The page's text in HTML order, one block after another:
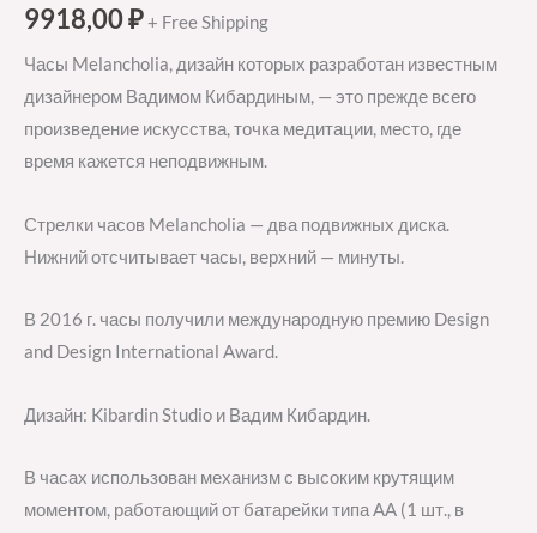
9918,00₽+ Free Shipping
Часы Melancholia, дизайн которых разработан известным
дизайнером Вадимом Кибардиным, — это прежде всего
произведение искусства, точка медитации, место, где
время кажется неподвижным.
Стрелки часов Melancholia — два подвижных диска.
Нижний отсчитывает часы, верхний — минуты.
В 2016 г. часы получили международную премию Design
and Design International Award.
Дизайн: Kibardin Studio и Вадим Кибардин.
В часах использован механизм с высоким крутящим
моментом, работающий от батарейки типа AA (1 шт., в